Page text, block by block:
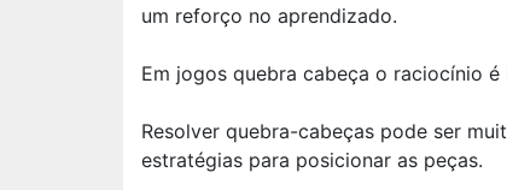
um reforço no aprendizado.
Em jogos quebra cabeça o raciocínio
Resolver quebra-cabeças pode ser
estratégias para posicionar as peças.